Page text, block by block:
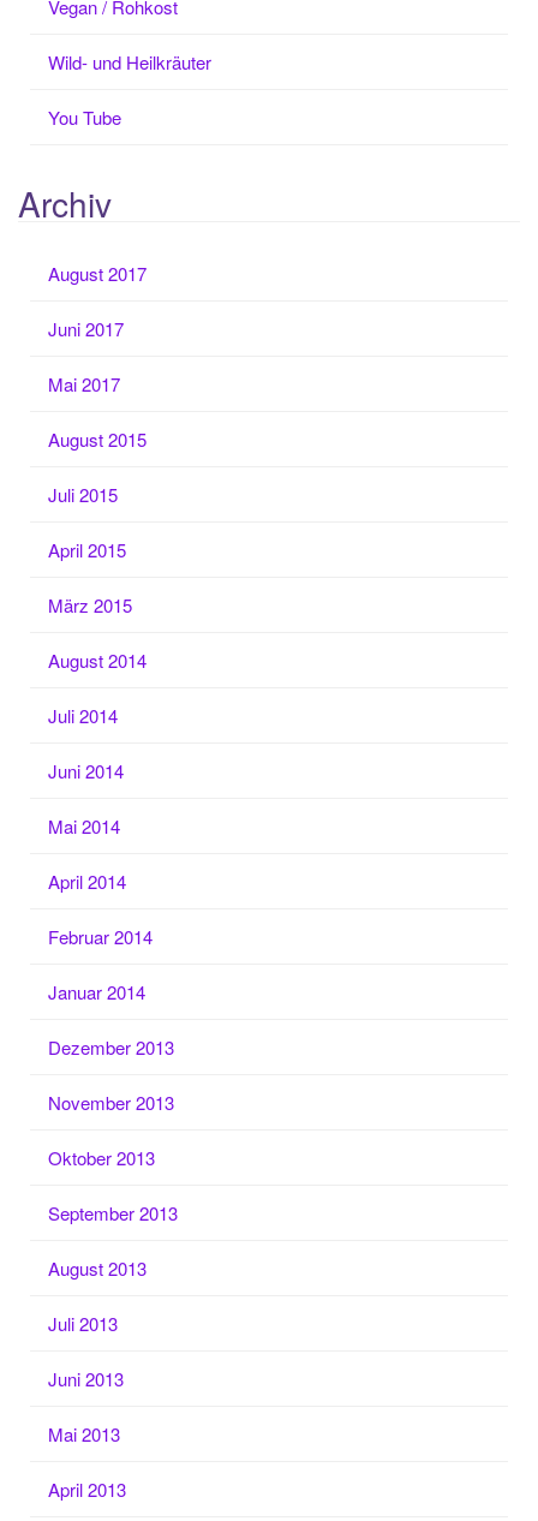
Vegan / Rohkost
Wild- und Heilkräuter
You Tube
Archiv
August 2017
Juni 2017
Mai 2017
August 2015
Juli 2015
April 2015
März 2015
August 2014
Juli 2014
Juni 2014
Mai 2014
April 2014
Februar 2014
Januar 2014
Dezember 2013
November 2013
Oktober 2013
September 2013
August 2013
Juli 2013
Juni 2013
Mai 2013
April 2013